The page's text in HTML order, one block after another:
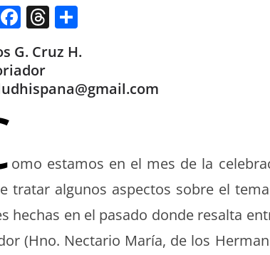
F
a
c
e
o
k
T
re
a
m
p
ar
G. Cruz H.
omo esta­mos en el mes de la
tratar algunos aspec­tos sobre el
hechas en el pasa­do donde resalta
(Hno. Nec­tario María, de los